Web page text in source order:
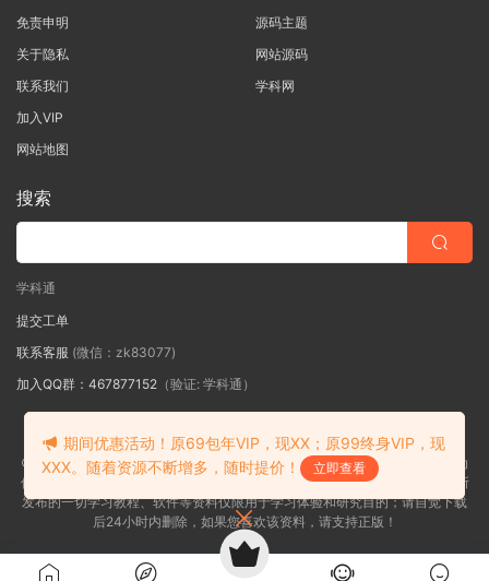
免责申明
关于隐私
联系我们
加入VIP
网站地图
源码主题
网站源码
学科网
搜索
学科通
提交工单
联系客服 (微信：zk83077)
加入QQ群：467877152 （验证: 学科通）
皖ICP备2026016967号-1
©2018-2026学科通网内容全部来自网络，版权争议与本站无关，如果您认为
侵犯了您的合法权益,请联系我们删除，并向所有持版权者致最深歉意！本站所
发布的一切学习教程、软件等资料仅限用于学习体验和研究目的；请自觉下载
后24小时内删除，如果您喜欢该资料，请支持正版！
期间优惠活动！原69包年VIP，现XX；原99终身VIP，现
XXX。随着资源不断增多，随时提价！
立即查看